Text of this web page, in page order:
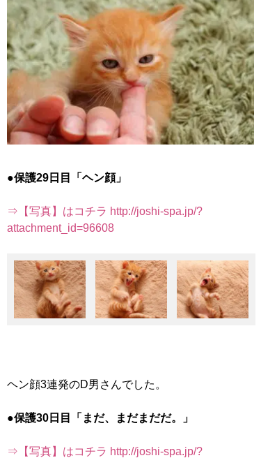
●保護29日目「ヘン顔」
⇒【写真】はコチラ http://joshi-spa.jp/?
attachment_id=96608
ヘン顔3連発のD男さんでした。
●保護30日目「まだ、まだまだだ。」
⇒【写真】はコチラ http://joshi-spa.jp/?